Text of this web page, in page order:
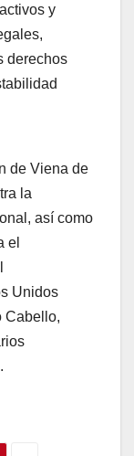
y
derechos
de Viena de
la
así como
el
Unidos
Cabello,